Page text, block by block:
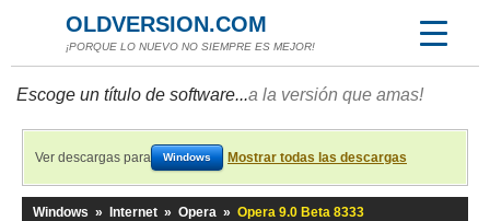
OLDVERSION.COM
¡PORQUE LO NUEVO NO SIEMPRE ES MEJOR!
Escoge un título de software...a la versión que amas!
Ver descargas para Windows Mostrar todas las descargas
Windows » Internet » Opera » Opera 9.0 Beta 8333